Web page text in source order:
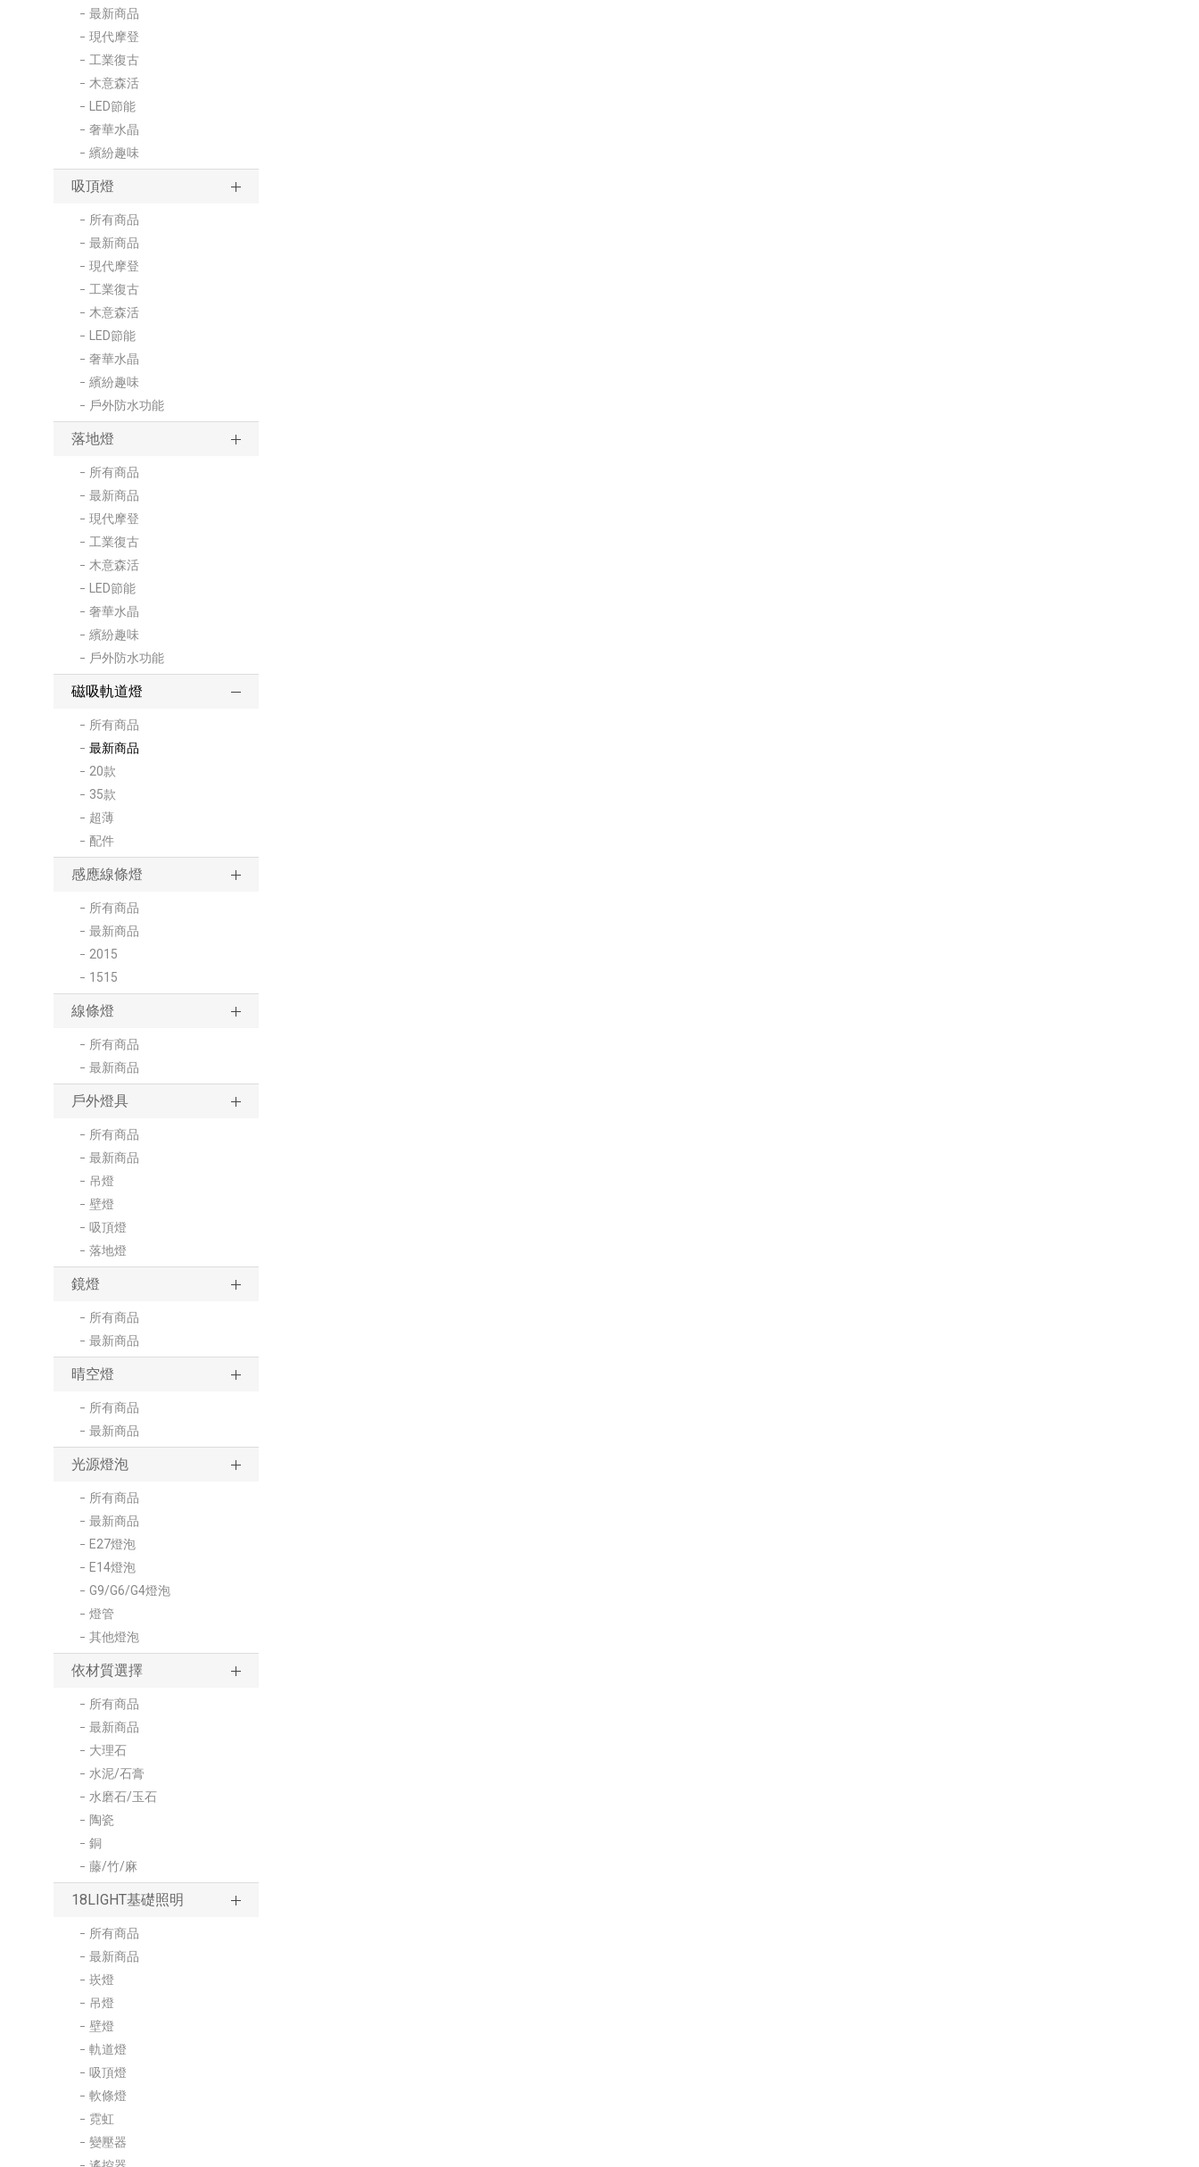
最新商品
現代摩登
工業復古
木意森活
LED節能
奢華水晶
繽紛趣味
吸頂燈
所有商品
最新商品
現代摩登
工業復古
木意森活
LED節能
奢華水晶
繽紛趣味
戶外防水功能
落地燈
所有商品
最新商品
現代摩登
工業復古
木意森活
LED節能
奢華水晶
繽紛趣味
戶外防水功能
磁吸軌道燈
所有商品
最新商品
20款
35款
超薄
配件
感應線條燈
所有商品
最新商品
2015
1515
線條燈
所有商品
最新商品
戶外燈具
所有商品
最新商品
吊燈
壁燈
吸頂燈
落地燈
鏡燈
所有商品
最新商品
晴空燈
所有商品
最新商品
光源燈泡
所有商品
最新商品
E27燈泡
E14燈泡
G9/G6/G4燈泡
燈管
其他燈泡
依材質選擇
所有商品
最新商品
大理石
水泥/石膏
水磨石/玉石
陶瓷
銅
藤/竹/麻
18LIGHT基礎照明
所有商品
最新商品
崁燈
吊燈
壁燈
軌道燈
吸頂燈
軟條燈
霓虹
變壓器